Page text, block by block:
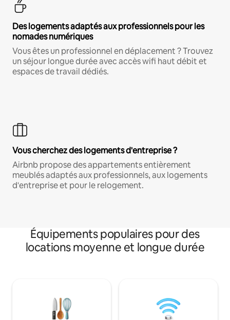
Des logements adaptés aux professionnels pour les
nomades numériques
Vous êtes un professionnel en déplacement ? Trouvez
un séjour longue durée avec accès wifi haut débit et
espaces de travail dédiés.
Vous cherchez des logements d'entreprise ?
Airbnb propose des appartements entièrement
meublés adaptés aux professionnels, aux logements
d'entreprise et pour le relogement.
Équipements populaires pour des
locations moyenne et longue durée